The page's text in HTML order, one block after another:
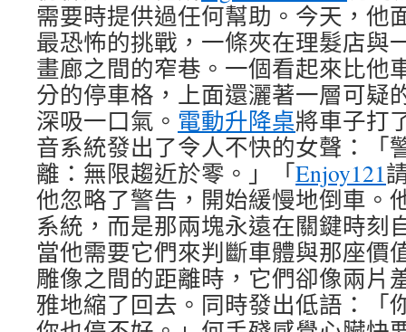
需要時提供過任何幫助。今天，他
最恐怖的挑戰，一條夾在理髮店與
畫廊之間的窄巷。一個看起來比他
分的停車格，上面還灑著一層可疑
深吸一口氣。 電動升降桌將車子打
音系統發出了令人不快的女聲：「
離：無限趨近於零。」「Enjoy121
他忽略了警告，開始緩慢地倒車。
系統，而是那兩塊永遠在關鍵時刻
當他需要它們來判斷車體與那座價
雕像之間的距離時，它們卻像兩片
雅地縮了回去。同時發出低語：「